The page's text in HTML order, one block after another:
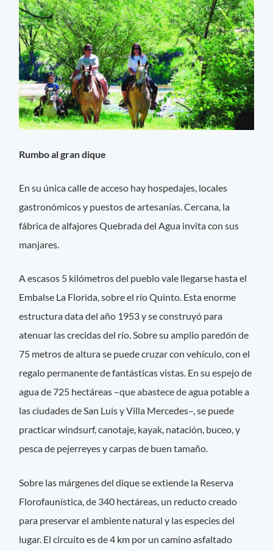
Rumbo al gran dique
En su única calle de acceso hay hospedajes, locales
gastronómicos y puestos de artesanías. Cercana, la
fábrica de alfajores Quebrada del Agua invita con sus
manjares.
A escasos 5 kilómetros del pueblo vale llegarse hasta el
Embalse La Florida, sobre el río Quinto. Esta enorme
estructura data del año 1953 y se construyó para
atenuar las crecidas del río. Sobre su amplio paredón de
75 metros de altura se puede cruzar con vehículo, con el
regalo permanente de fantásticas vistas. En su espejo de
agua de 725 hectáreas –que abastece de agua potable a
las ciudades de San Luis y Villa Mercedes–, se puede
practicar windsurf, canotaje, kayak, natación, buceo, y
pesca de pejerreyes y carpas de buen tamaño.
Sobre las márgenes del dique se extiende la Reserva
Florofaunística, de 340 hectáreas, un reducto creado
para preservar el ambiente natural y las especies del
lugar. El circuito es de 4 km por un camino asfaltado